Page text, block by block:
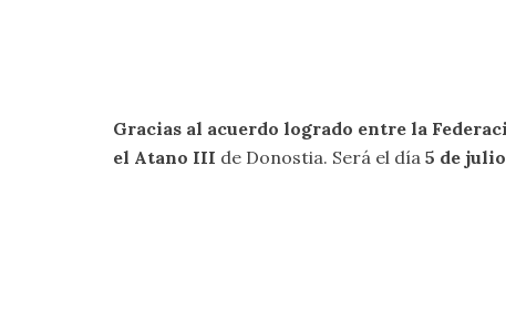
Gracias al acuerdo logrado entre la
el Atano III de Donostia. Será el día 5 de julio